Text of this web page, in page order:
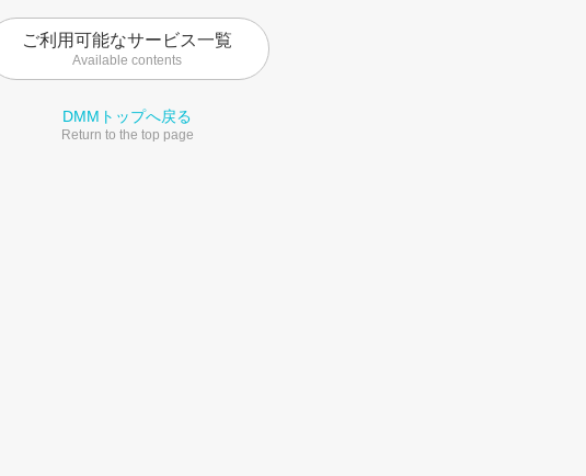
ご利用可能なサービス一覧
Available contents
DMMトップへ戻る
Return to the top page